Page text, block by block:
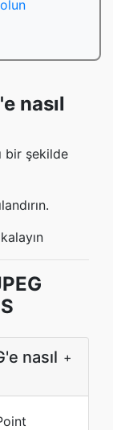
nasıl
bir şekilde
nasıl +